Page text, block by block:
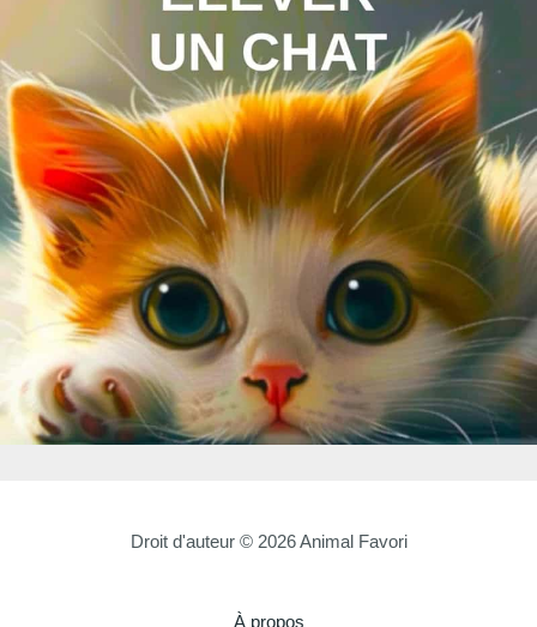
Droit d'auteur © 2026 Animal Favori
À propos